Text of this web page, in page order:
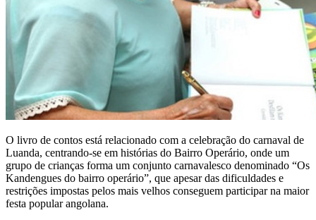
O livro de contos está relacionado com a celebração do carnaval de
Luanda, centrando-se em histórias do Bairro Operário, onde um
grupo de crianças forma um conjunto carnavalesco denominado “Os
Kandengues do bairro operário”, que apesar das dificuldades e
restrições impostas pelos mais velhos conseguem participar na maior
festa popular angolana.